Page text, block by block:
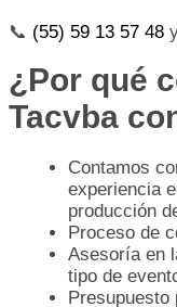
📞 (55) 59 13 57 48
¿Por qué
Tacvba
Contamos
experiencia
producción
Proceso de
Asesoría en
tipo de
Presupuesto